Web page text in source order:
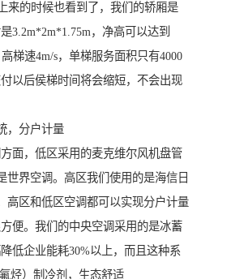
来的时候也看到了，我们的轿厢是
3.2m*2m*1.75m，净高可以达到
梯速4m/s，单梯服务面积只有4000
以后侯梯时间将会缩短，不会出现
，分户计量
面，低区采用的麦克维尔风机盘管
世界空调。高区我们使用的是海信日
高区和低区空调都可以实现分户计量
便。我们的中央空调采用的是冰蓄
低企业能耗30%以上，而且这种系
烃）制冷剂，生态舒适